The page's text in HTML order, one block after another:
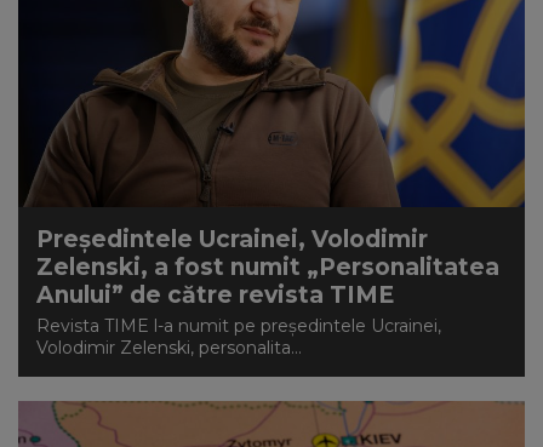
Președintele Ucrainei, Volodimir
Zelenski, a fost numit „Personalitatea
Anului” de către revista TIME
Revista TIME l-a numit pe președintele Ucrainei,
Volodimir Zelenski, personalita...